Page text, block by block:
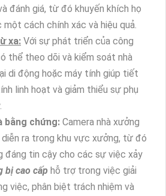
đánh giá, từ đó khuyến khích họ
cách chính xác và hiệu quả.
xa: Với sự phát triển của công
thể theo dõi và kiểm soát nhà
di động hoặc máy tính giúp tiết
linh hoạt và giảm thiểu sự phụ
bằng chứng: Camera nhà xưởng
ra trong khu vực xưởng, từ đó
đáng tin cậy cho các sự việc xảy
bị cao cấp hỗ trợ trong việc giải
việc, phân biệt trách nhiệm và